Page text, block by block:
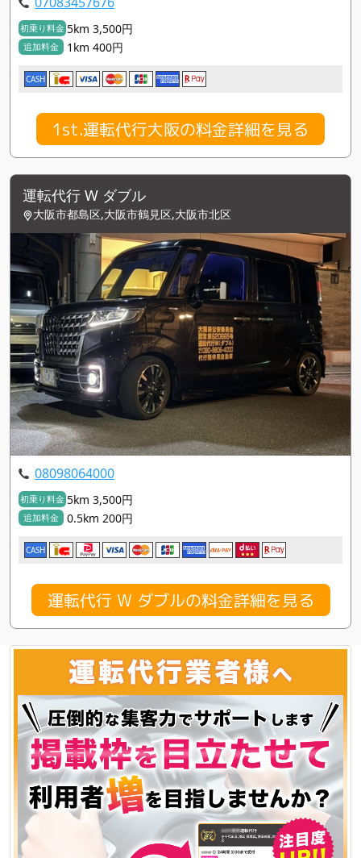
初乗り料金 5km 3,500円
追加料金 1km 400円
CASH
1st.運転代行大阪の料金詳細を見る
運転代行 W ダブル
大阪市都島区,大阪市鶴見区,大阪市北区
08098064000
初乗り料金 5km 3,500円
追加料金 0.5km 200円
CASH
運転代行 W ダブルの料金詳細を見る